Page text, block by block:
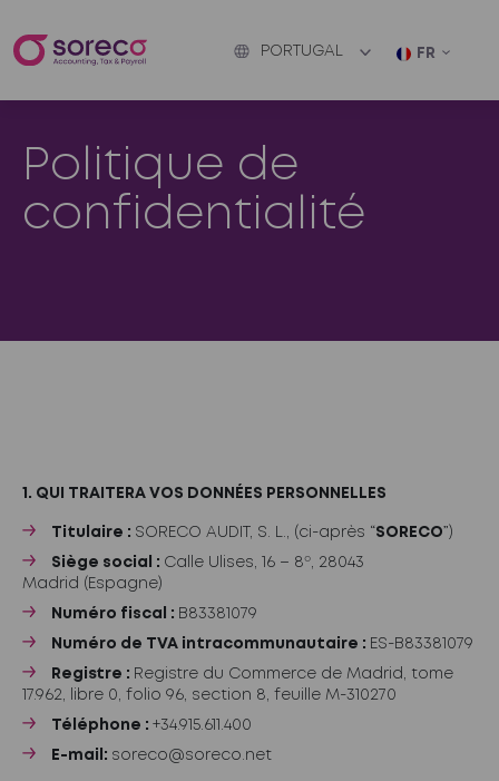
PORTUGAL FR
Politique de
confidentialité
1. QUI TRAITERA VOS DONNÉES PERSONNELLES
Titulaire : SORECO AUDIT, S. L., (ci-après “SORECO”)
Siège social : Calle Ulises, 16 – 8º, 28043
Madrid (Espagne)
Numéro fiscal : B83381079
Numéro de TVA intracommunautaire : ES-B83381079
Registre : Registre du Commerce de Madrid, tome
17.962, libre 0, folio 96, section 8, feuille M-310270
Téléphone : +34.915.611.400
E-mail: soreco@soreco.net